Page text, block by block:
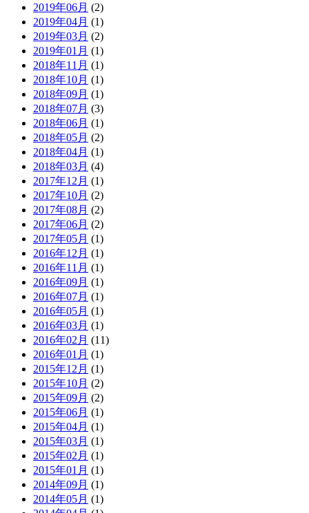
2019年06月 (2)
2019年04月 (1)
2019年03月 (2)
2019年01月 (1)
2018年11月 (1)
2018年10月 (1)
2018年09月 (1)
2018年07月 (3)
2018年06月 (1)
2018年05月 (2)
2018年04月 (1)
2018年03月 (4)
2017年12月 (1)
2017年10月 (2)
2017年08月 (2)
2017年06月 (2)
2017年05月 (1)
2016年12月 (1)
2016年11月 (1)
2016年09月 (1)
2016年07月 (1)
2016年05月 (1)
2016年03月 (1)
2016年02月 (11)
2016年01月 (1)
2015年12月 (1)
2015年10月 (2)
2015年09月 (2)
2015年06月 (1)
2015年04月 (1)
2015年03月 (1)
2015年02月 (1)
2015年01月 (1)
2014年09月 (1)
2014年05月 (1)